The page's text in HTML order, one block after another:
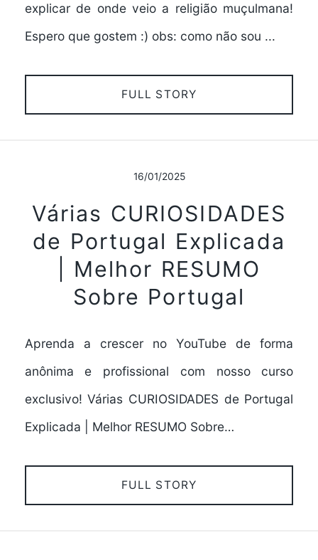
explicar de onde veio a religião muçulmana!
Espero que gostem :) obs: como não sou ...
FULL STORY
16/01/2025
Várias CURIOSIDADES
de Portugal Explicada
| Melhor RESUMO
Sobre Portugal
Aprenda a crescer no YouTube de forma
anônima e profissional com nosso curso
exclusivo! Várias CURIOSIDADES de Portugal
Explicada | Melhor RESUMO Sobre…
FULL STORY